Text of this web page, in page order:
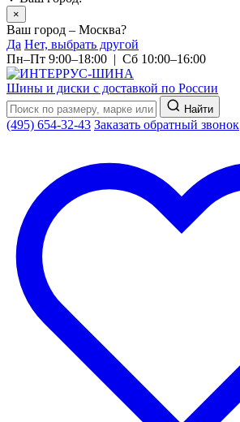
×
Ваш город – Москва?
Да Нет, выбрать другой
Пн–Пт 9:00–18:00 | Сб 10:00–16:00
Шины и диски с доставкой по России
Найти
(495) 654-32-43 Заказать обратный звонок